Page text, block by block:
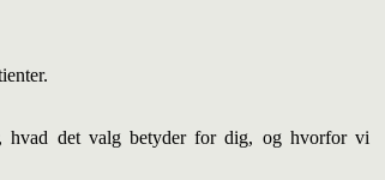
hvad det valg betyder for dig, og hvorfor vi